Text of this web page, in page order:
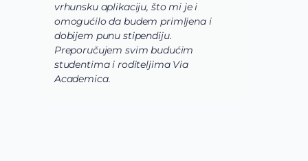
vrhunsku aplikaciju, što mi je i
omogućilo da budem primljena i
dobijem punu stipendiju.
Preporučujem svim budućim
studentima i roditeljima Via
Academica.